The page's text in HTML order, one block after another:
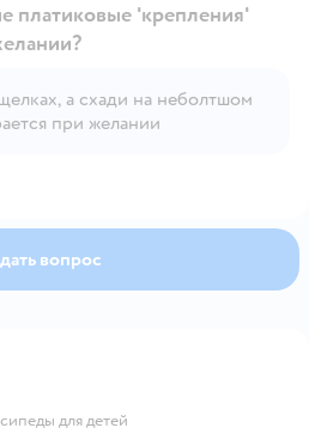
Открыть вопрос
платиковые 'крепления'
а схади на неболтшом
при желании
вопрос
для детей